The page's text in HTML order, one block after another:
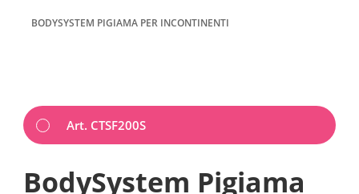
BODYSYSTEM PIGIAMA PER INCONTINENTI
Art. CTSF200S
BodySystem Pigiama